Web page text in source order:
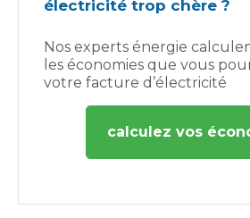
électricité trop chère ?
Nos experts énergie
les économies que vous
votre facture d’électricité
calculez vos